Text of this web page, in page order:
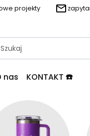
projekty
nas KONTAKT ☎️